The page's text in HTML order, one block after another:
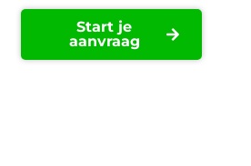
Start je
aanvraag